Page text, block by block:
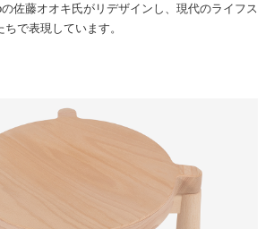
佐藤オオキ氏がリデザインし、現代のライフス
で表現しています。